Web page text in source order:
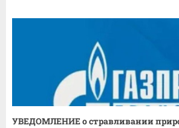
УВЕДОМЛЕНИЕ о стравливании